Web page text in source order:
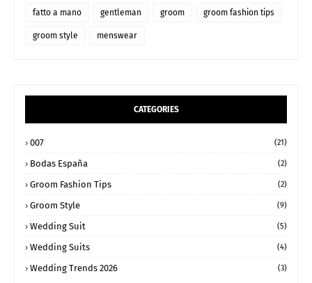
fatto a mano gentleman groom groom fashion tips
groom style menswear
CATEGORIES
007 (21)
Bodas España (2)
Groom Fashion Tips (2)
Groom Style (9)
Wedding Suit (5)
Wedding Suits (4)
Wedding Trends 2026 (3)